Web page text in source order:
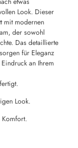
Look. Dieser
mit modernen
der sowohl
Das detaillierte
für Eleganz
an Ihrem
Look.